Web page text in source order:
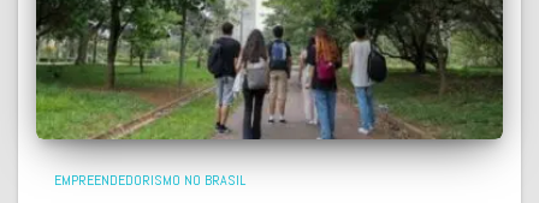
EMPREENDEDORISMO NO BRASIL